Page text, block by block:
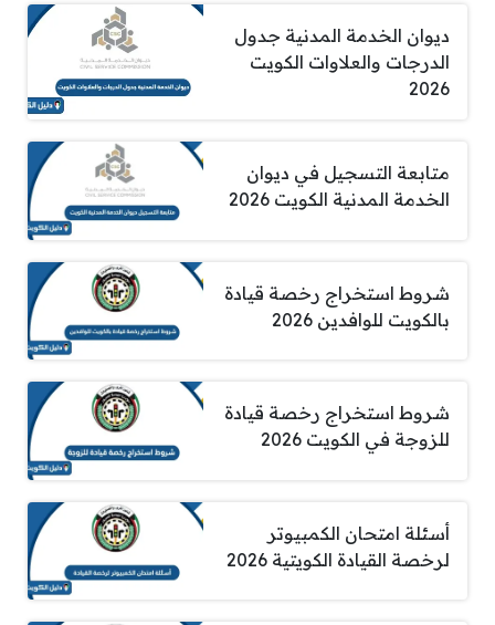
ديوان الخدمة المدنية جدول
الدرجات والعلاوات الكويت
2026
متابعة التسجيل في ديوان
الخدمة المدنية الكويت 2026
شروط استخراج رخصة قيادة
بالكويت للوافدين 2026
شروط استخراج رخصة قيادة
للزوجة في الكويت 2026
أسئلة امتحان الكمبيوتر
لرخصة القيادة الكويتية 2026